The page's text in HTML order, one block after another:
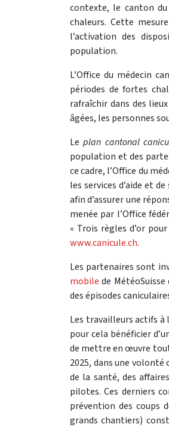
contexte, le canton
chaleurs. Cette
l’activation des
population.
L’Office du médecin
périodes de fortes
rafraîchir dans des
âgées, les personnes
Leplan cantonal
population et des
ce cadre, l’Office du
les services d’aide et
afin d’assurer une
menée par l’Office
« Trois règles d’or
www.canicule.ch.
Les partenaires sont
mobile de
des épisodes
Les travailleurs actifs à
pour cela bénéficier
de mettre en œuvre
2025, dans une
de la santé, des
pilotes. Ces derniers
prévention des coups
grands chantiers)